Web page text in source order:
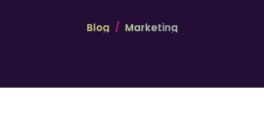
Blog Marketing